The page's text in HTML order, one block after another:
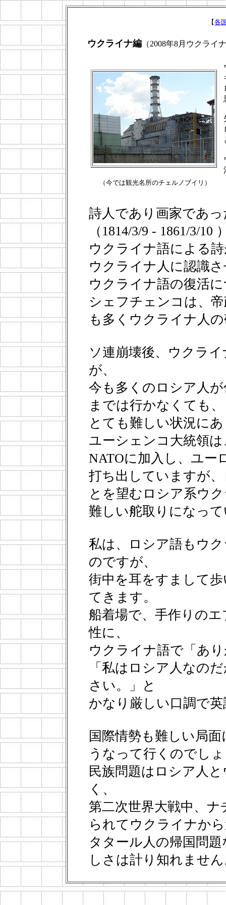
【各
ウクライナ編 （2008年8月ウクライ
（今では観光名所のチェルノブイリ）
詩人であり画家であ
（1814/3/9 - 1861/3/10
ウクライナ語による
ウクライナ人に認識
ウクライナ語の復活
シェフチェンコは、
も多くウクライナ人
ソ連崩壊後、ウクラ
が、
今も多くのロシア人
までは行かなくても、
とても難しい状況に
ユーシェンコ大統領
NATOに加入し、ユー
打ち出していますが
とを望むロシア系ウ
難しい舵取りになっ
私は、ロシア語もウ
のですが、
街中を耳をすまして
てきます。
船着場で、手作りの
性に、
ウクライナ語で「あ
「私はロシア人なの
さい。」と
かなり厳しい口調で
国際情勢も難しい局
うなって行くのでし
民族問題はロシア人
く、
第二次世界大戦中、
られてウクライナか
タタール人の帰国問
しさは計り知れませ